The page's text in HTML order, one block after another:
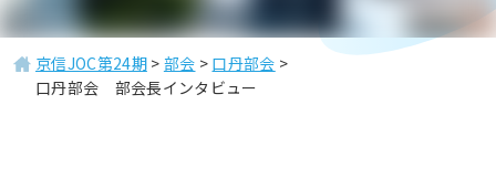
京信JOC第24期> 部会 > 口丹部会 >
口丹部会 部会長インタビュー